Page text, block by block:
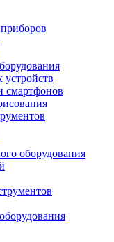
смартфонов
оборудования